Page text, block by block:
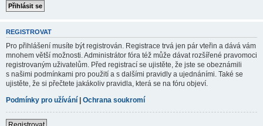
REGISTROVAT
Pro přihlášení musíte být registrován. Registrace trvá jen pár vteřin a dává vám
mnohem větší možnosti. Administrátor fóra též může dávat rozšířené pravomoci
registrovaným uživatelům. Před registrací se ujistěte, že jste se obeznámili
s našimi podmínkami pro použití a s dalšími pravidly a ujednáními. Také se
ujistěte, že si přečtete jakákoliv pravidla, která se na fóru objeví.
Podmínky pro užívání | Ochrana soukromí